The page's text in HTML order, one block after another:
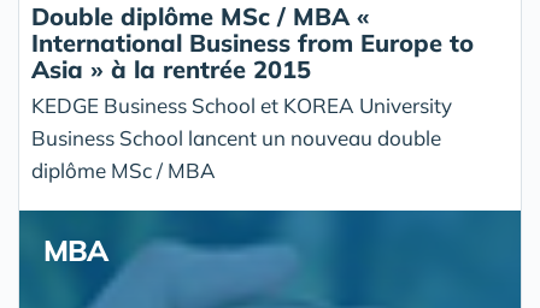
Double diplôme MSc / MBA «
International Business from Europe to
Asia » à la rentrée 2015
KEDGE Business School et KOREA University
Business School lancent un nouveau double
diplôme MSc / MBA
MBA